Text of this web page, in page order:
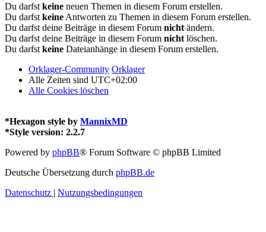
Du darfst keine neuen Themen in diesem Forum erstellen.
Du darfst keine Antworten zu Themen in diesem Forum erstellen.
Du darfst deine Beiträge in diesem Forum nicht ändern.
Du darfst deine Beiträge in diesem Forum nicht löschen.
Du darfst keine Dateianhänge in diesem Forum erstellen.
Orklager-Community Orklager
Alle Zeiten sind UTC+02:00
Alle Cookies löschen
*Hexagon style by MannixMD
*Style version: 2.2.7
Powered by phpBB® Forum Software © phpBB Limited
Deutsche Übersetzung durch phpBB.de
Datenschutz | Nutzungsbedingungen